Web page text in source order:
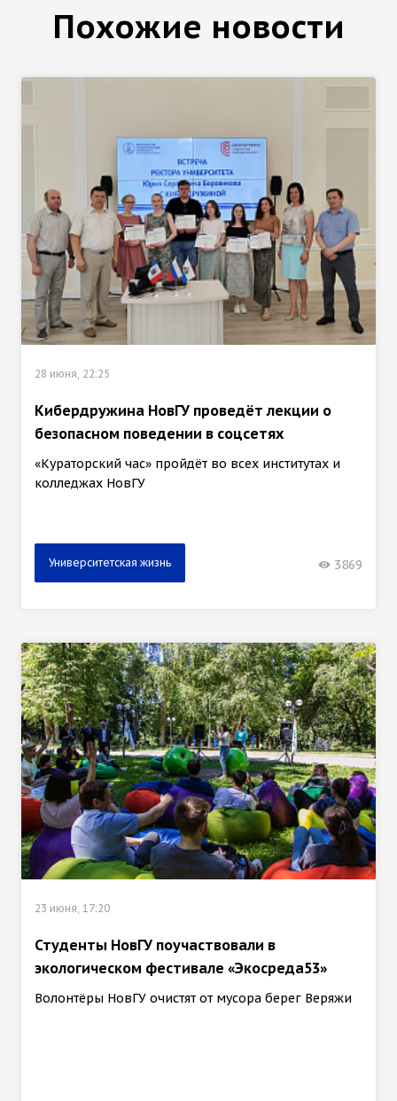
Похожие новости
28 июня, 22:25
Кибердружина НовГУ проведёт лекции о
безопасном поведении в соцсетях
«Кураторский час» пройдёт во всех институтах и
колледжах НовГУ
Университетская жизнь 3869
23 июня, 17:20
Студенты НовГУ поучаствовали в
экологическом фестивале «Экосреда53»
Волонтёры НовГУ очистят от мусора берег Веряжи